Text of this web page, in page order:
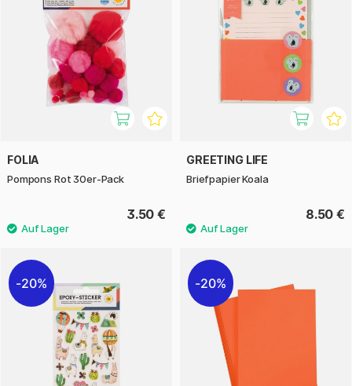
FOLIA
Pompons Rot 30er-Pack
3.50 €
GREETING LIFE
Briefpapier Koala
8.50 €
20% 20%